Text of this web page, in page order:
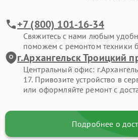
+7 (800) 101-16-34
Свяжитесь с нами любым
поможем с ремонтом техники
г.Архангельск Троицкий
Центральный офис:
17. Привозите устройство в
или оформляйте ремонт с
Подробнее о